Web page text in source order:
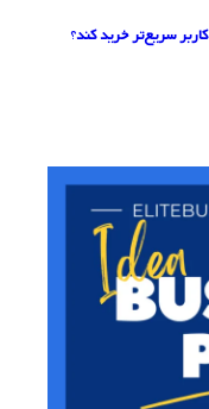
سریع‌تر خرید کند؟